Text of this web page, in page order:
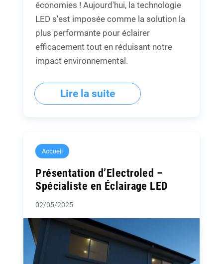
économies ! Aujourd'hui, la technologie
LED s'est imposée comme la solution la
plus performante pour éclairer
efficacement tout en réduisant notre
impact environnemental.
Lire la suite
Accueil
Présentation d’Electroled –
Spécialiste en Éclairage LED
02/05/2025